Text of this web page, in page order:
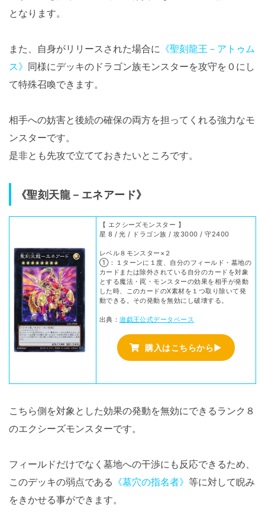
となります。
また、自身がリリースされた場合に 《聖刻龍王－アトゥム
ス》 同様にデッキのドラゴン族モンスターを攻守を０にし
て特殊召喚できます。
相手への妨害と後続の確保の両方を担ってくれる強力なモ
ンスターです。
是非とも先攻で立てておきたいところです。
《聖刻天龍－エネアード》
【 エクシーズモンスター 】
星 8 / 光 / ドラゴン族 / 攻3000 / 守2400
レベル８モンスター×２
①：１ターンに１度、自分のフィールド・墓地の
カードまたは除外されている自分のカードを対象
とする魔法・罠・モンスターの効果を相手が発動
した時、このカードのX素材を１つ取り除いて発
動できる。その発動を無効にし破壊する。
出典：遊戯王公式データベース
購入はこちらから▶
こちら側を対象とした効果の発動を無効にできるランク８
のエクシーズモンスターです。
フィールドだけでなく墓地への干渉にも反応できるため、
このデッキの弱点である 《墓穴の指名者》 等に対して睨み
をきかせる事ができます。